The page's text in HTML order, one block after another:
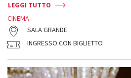
LEGGI TUTTO
CINEMA
SALA GRANDE
INGRESSO CON BIGLIETTO